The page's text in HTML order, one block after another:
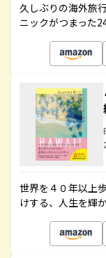
久しぶりの海外旅
ニックがつまった
世界を４０年以上
けする、人生を輝